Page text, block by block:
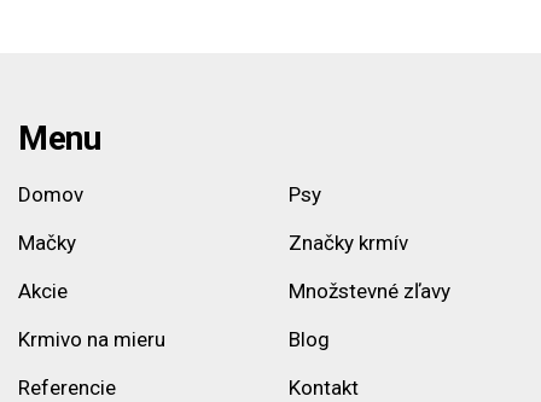
Menu
Domov
Psy
Mačky
Značky krmív
Akcie
Množstevné zľavy
Krmivo na mieru
Blog
Referencie
Kontakt